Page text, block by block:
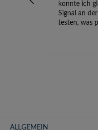
konnte ich
Signal an
testen, was
der
ALLGEMEIN